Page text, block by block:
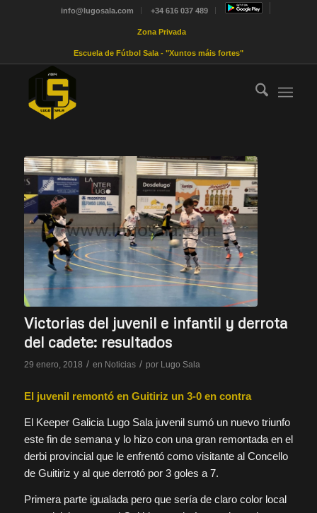
info@lugosala.com +34 616 037 489
Zona Privada
Escuela de Fútbol Sala - "Xuntos máis fortes"
Victorias del juvenil e infantil y derrota
del cadete: resultados
29 enero, 2018 / en Noticias / por Lugo Sala
El juvenil remontó en Guitiriz un 3-0 en contra
El Keeper Galicia Lugo Sala juvenil sumó un nuevo triunfo
este fin de semana y lo hizo con una gran remontada en el
derbi provincial que le enfrentó como visitante al Concello
de Guitiriz y al que derrotó por 3 goles a 7.
Primera parte igualada pero que sería de claro color local